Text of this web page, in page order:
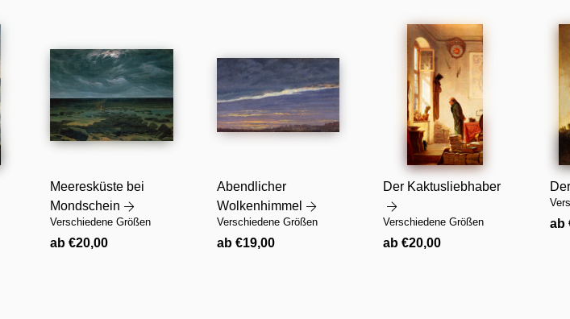
Meeresküste bei
Mondschein
Verschiedene Größen
Normaler
ab €20,00
Abendlicher
Wolkenhimmel
Verschiedene Größen
Normaler
ab €19,00
Der Kaktusliebhaber
Verschiedene Größen
Normaler
ab €20,00
ab